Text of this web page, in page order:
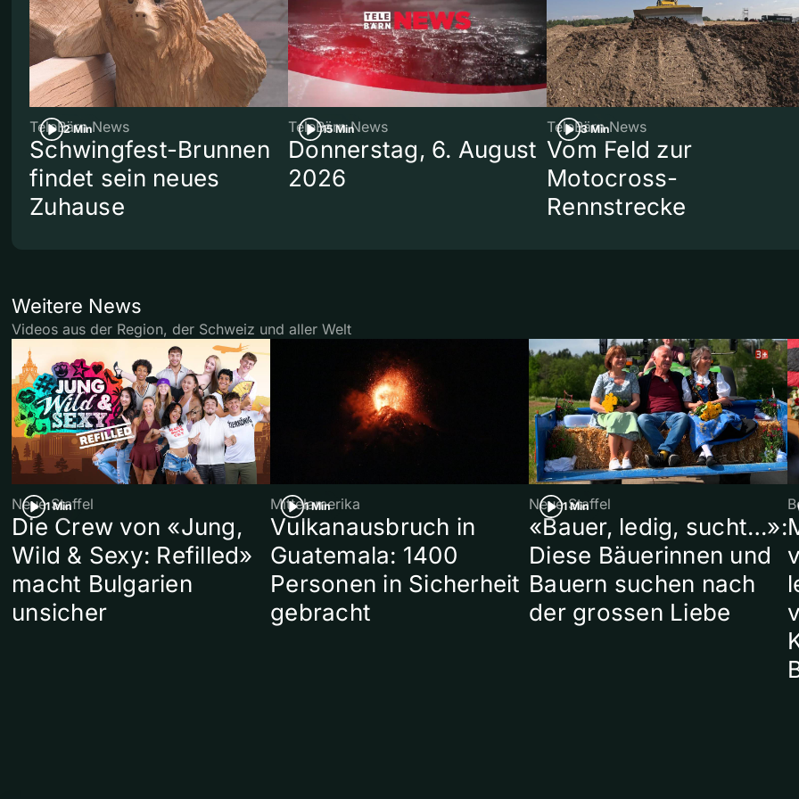
2 Min
TeleBärn News
Schwingfest-Brunnen
findet sein neues
Zuhause
15 Min
TeleBärn News
Donnerstag, 6. August
2026
3 Min
TeleBärn News
Vom Feld zur
Motocross-
Rennstrecke
Weitere News
Videos aus der Region, der Schweiz und aller Welt
1 Min
Neue Staffel
Die Crew von «Jung,
Wild & Sexy: Refilled»
macht Bulgarien
unsicher
1 Min
Mittelamerika
Vulkanausbruch in
Guatemala: 1400
Personen in Sicherheit
gebracht
1 Min
Neue Staffel
«Bauer, ledig, sucht…»:
Diese Bäuerinnen und
Bauern suchen nach
der grossen Liebe